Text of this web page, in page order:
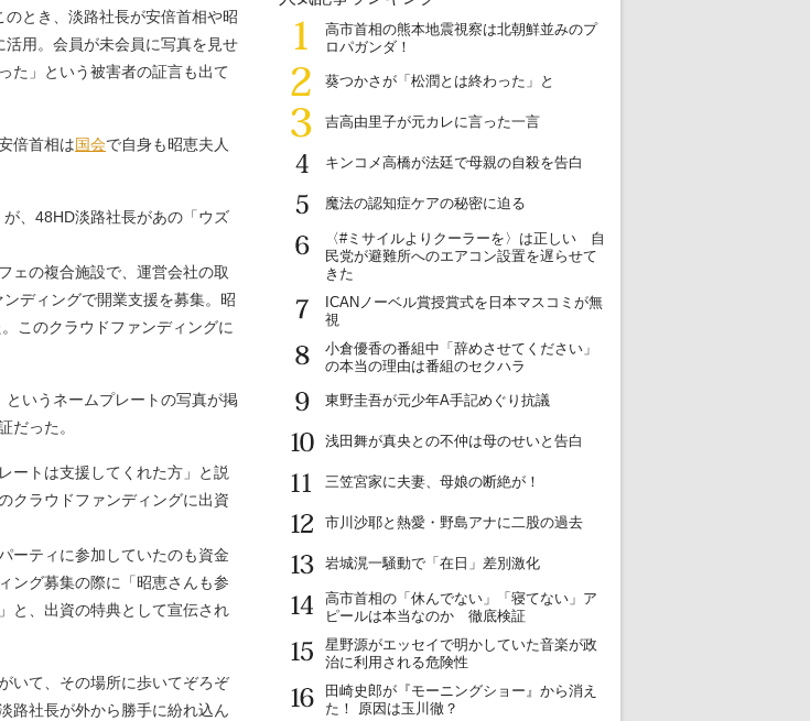
とき、淡路社長が安倍首相や昭
用。会員が未会員に写真を見せ
た」という被害者の証言も出て
倍首相は国会で自身も昭恵夫人
、48HD淡路社長があの「ウズ
ェの複合施設で、運営会社の取
ディングで開業支援を募集。昭
このクラウドファンディングに
いうネームプレートの写真が掲
だった。
ートは支援してくれた方」と説
クラウドファンディングに出資
ーティに参加していたのも資金
ング募集の際に「昭恵さんも参
と、出資の特典として宣伝され
いて、その場所に歩いてぞろぞ
路社長が外から勝手に紛れ込ん
1
高市首相の熊本地震視察は北朝鮮並みのプ
ロパガンダ！
2
葵つかさが「松潤とは終わった」と
3
吉高由里子が元カレに言った一言
4
キンコメ高橋が法廷で母親の自殺を告白
5
魔法の認知症ケアの秘密に迫る
6
〈#ミサイルよりクーラーを〉は正しい 自
民党が避難所へのエアコン設置を遅らせて
きた
7
ICANノーベル賞授賞式を日本マスコミが無
視
8
小倉優香の番組中「辞めさせてください」
の本当の理由は番組のセクハラ
9
東野圭吾が元少年A手記めぐり抗議
10
浅田舞が真央との不仲は母のせいと告白
11
三笠宮家に夫妻、母娘の断絶が！
12
市川沙耶と熱愛・野島アナに二股の過去
13
岩城滉一騒動で「在日」差別激化
14
高市首相の「休んでない」「寝てない」ア
ピールは本当なのか 徹底検証
15
星野源がエッセイで明かしていた音楽が政
治に利用される危険性
16
田崎史郎が『モーニングショー』から消え
た！ 原因は玉川徹？